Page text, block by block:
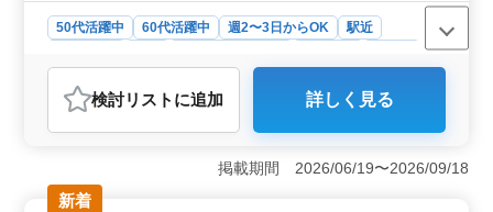
50代活躍中 60代活躍中 週2〜3日からOK
駅近
おすすめポイント
＜働きやすさ＞ 訪問看護のお仕事で、中高年の方々が
活躍できる環境です。週休2日制で休みが確保され、夜勤
がないため、仕事とプライベートの両立がしやすいで
す。駅近の立地もあり、通勤もストレスを感じませ
検討リスト に追加 詳しく見る
掲載期間 2026/06/19〜2026/09/18
新着